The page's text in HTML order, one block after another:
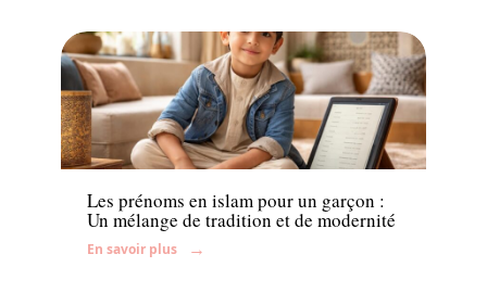
Enfant
Les prénoms en islam pour un garçon :
Un mélange de tradition et de modernité
En savoir plus